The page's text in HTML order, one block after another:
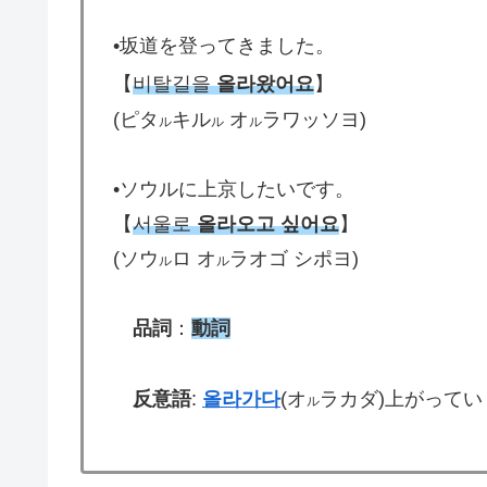
•坂道を登ってきました。
【비탈길을올라왔어요】
(ピタ ルキルル オ ルラワッソヨ)
•ソウルに上京したいです。
【서울로올라오고 싶어요】
(ソウ ル ロ オ ルラオゴ シポヨ)
品詞 ： 動詞
反意語: 올라가다(オ ルラカダ)上がってい